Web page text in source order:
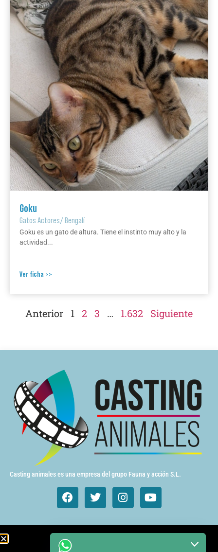
Goku
Gatos Actores/Bengalí
Goku es un gato de altura. Tiene el instinto muy alto y la
actividad...
Ver ficha >>
Anterior 1 2 3 … 1.632 Siguiente
Casting animales es una empresa del grupo Fauna y acción S.L.
Animales de cine y TV